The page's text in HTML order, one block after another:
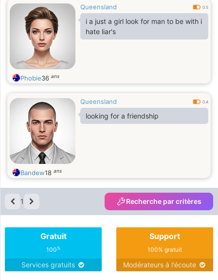
Queensland 0.5
i a just a girl look for man to be with i
hate liar's
Phobie36 ans
Queensland 0.4
looking for a friendship
Bandew18 ans
1 Recherche par critères
Gratuit
100%
Services gratuits
Support
100% gratuit
Modérateurs à l'écoute